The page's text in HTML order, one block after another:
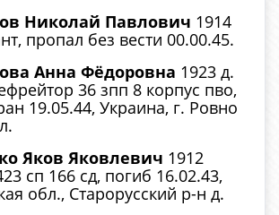
Николай Павлович 1914
пропал без вести 00.00.45.
Анна Фёдоровна 1923 д.
36 зпп 8 корпус пво,
19.05.44, Украина, г. Ровно
Яков Яковлевич 1912
сп 166 сд, погиб 16.02.43,
обл., Старорусский р-н д.